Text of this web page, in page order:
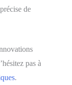
de
pas à
.